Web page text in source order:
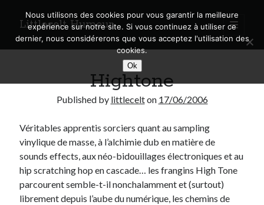
Littlecelt Humeur
open
primary
menu
Sidebar
Derniers articles
Municipales 2026 : Lyon, Métropole et Caluire, mon choix pour l’avenir
Explorez les Chemins Enchantés à Vélo : Aventures Familiales près de
Lyon !
Hightone
Published by littlecelton 17/06/2006
Véritables apprentis sorciers quant au sampling
vinylique de masse, à l’alchimie dub en matière de
sounds effects, aux néo-bidouillages électroniques et au
hip scratching hop en cascade… les frangins High Tone
parcourent semble-t-il nonchalamment et (surtout)
librement depuis l’aube du numérique, les chemins de
Nous utilisons des cookies pour vous garantir la meilleure
expérience sur notre site. Si vous continuez à utiliser ce
dernier, nous considérerons que vous acceptez l'utilisation des
cookies.
Ok